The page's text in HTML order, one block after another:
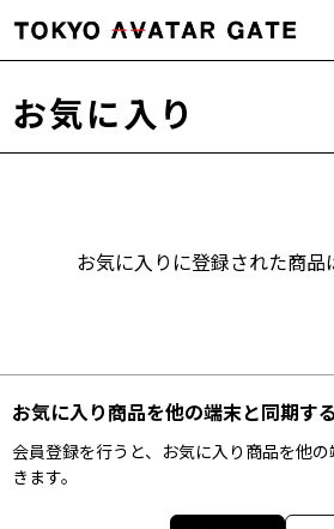
お気に入り
お気に入りに登録された商品
お気に入り商品を他の端末と同期する
会員登録を行うと、お気に入り商品を他
きます。